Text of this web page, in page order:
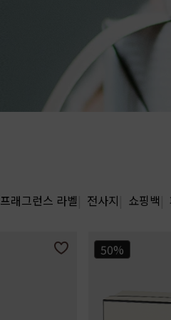
프래그런스 라벨 전사지 쇼핑백
50%